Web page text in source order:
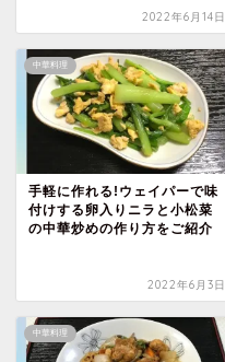
2022年6月14日
中華料理
手軽に作れる!ウェイパーで味
付けする卵入りニラと小松菜
の中華炒めの作り方をご紹介
2022年6月3日
中華料理